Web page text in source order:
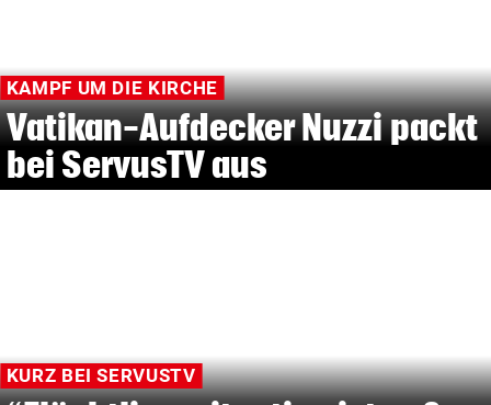
KAMPF UM DIE KIRCHE
Vatikan-Aufdecker Nuzzi packt
bei ServusTV aus
KURZ BEI SERVUSTV